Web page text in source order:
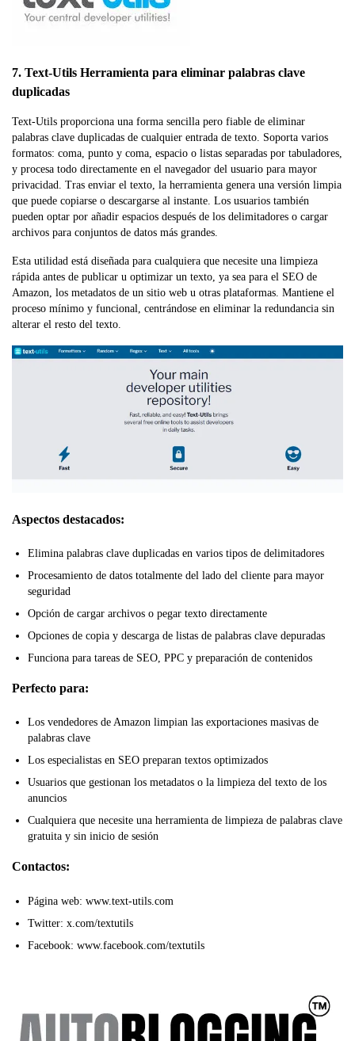
7. Text-Utils Herramienta para eliminar palabras clave
duplicadas
Text-Utils proporciona una forma sencilla pero fiable de eliminar
palabras clave duplicadas de cualquier entrada de texto. Soporta varios
formatos: coma, punto y coma, espacio o listas separadas por tabuladores,
y procesa todo directamente en el navegador del usuario para mayor
privacidad. Tras enviar el texto, la herramienta genera una versión limpia
que puede copiarse o descargarse al instante. Los usuarios también
pueden optar por añadir espacios después de los delimitadores o cargar
archivos para conjuntos de datos más grandes.
Esta utilidad está diseñada para cualquiera que necesite una limpieza
rápida antes de publicar u optimizar un texto, ya sea para el SEO de
Amazon, los metadatos de un sitio web u otras plataformas. Mantiene el
proceso mínimo y funcional, centrándose en eliminar la redundancia sin
alterar el resto del texto.
Aspectos destacados:
Elimina palabras clave duplicadas en varios tipos de delimitadores
Procesamiento de datos totalmente del lado del cliente para mayor
seguridad
Opción de cargar archivos o pegar texto directamente
Opciones de copia y descarga de listas de palabras clave depuradas
Funciona para tareas de SEO, PPC y preparación de contenidos
Perfecto para:
Los vendedores de Amazon limpian las exportaciones masivas de
palabras clave
Los especialistas en SEO preparan textos optimizados
Usuarios que gestionan los metadatos o la limpieza del texto de los
anuncios
Cualquiera que necesite una herramienta de limpieza de palabras clave
gratuita y sin inicio de sesión
Contactos:
Página web: www.text-utils.com
Twitter: x.com/textutils
Facebook: www.facebook.com/textutils